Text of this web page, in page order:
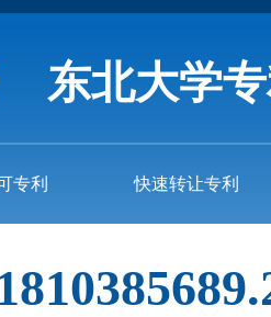
东北大学
专利 快速转让专利